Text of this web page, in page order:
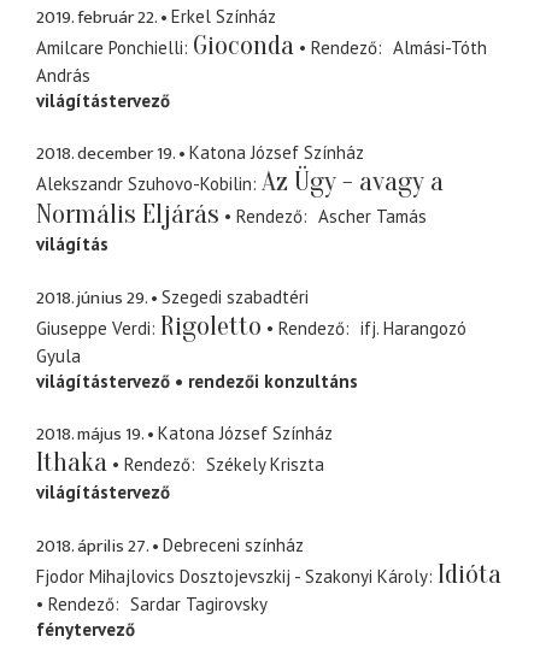
2019. február 22.
Erkel Színház
Amilcare Ponchielli Gioconda Rendező
Almási-Tóth
András
világítástervező
2018. december 19.
Katona József Színház
Alekszandr Szuhovo-Kobilin Az Ügy - avagy a
Normális Eljárás
Rendező
Ascher Tamás
világítás
2018. június 29.
Szegedi szabadtéri
Giuseppe Verdi Rigoletto Rendező
ifj. Harangozó
Gyula
világítástervező
rendezői konzultáns
2018. május 19. Katona József Színház
Ithaka Rendező
Székely Kriszta
világítástervező
2018. április 27.
Debreceni színház
Fjodor Mihajlovics Dosztojevszkij - Szakonyi Károly Idióta
Rendező
Sardar Tagirovsky
fénytervező